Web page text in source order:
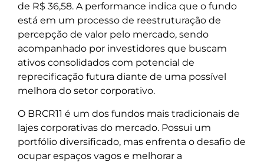
de R$ 36,58. A performance indica que o fundo
está em um processo de reestruturação de
percepção de valor pelo mercado, sendo
acompanhado por investidores que buscam
ativos consolidados com potencial de
reprecificação futura diante de uma possível
melhora do setor corporativo.
O BRCR11 é um dos fundos mais tradicionais de
lajes corporativas do mercado. Possui um
portfólio diversificado, mas enfrenta o desafio de
ocupar espaços vagos e melhorar a